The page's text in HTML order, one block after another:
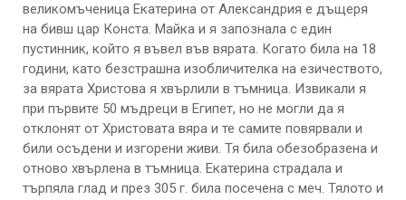
великомъченица Екатерина от Александрия е дъщеря
на бивш цар Конста. Майка и я запознала с един
пустинник, който я въвел във вярата. Когато била на 18
години, като безстрашна изобличителка на езичеството,
за вярата Христова я хвърлили в тъмница. Извикали я
при първите 50 мъдреци в Египет, но не могли да я
отклонят от Христовата вяра и те самите повярвали и
били осъдени и изгорени живи. Тя била обезобразена и
отново хвърлена в тъмница. Екатерина страдала и
търпяла глад и през 305 г. била посечена с меч. Тялото и